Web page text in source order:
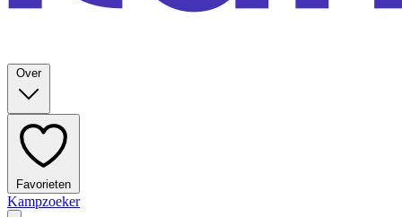
Over
Favorieten
Kampzoeker